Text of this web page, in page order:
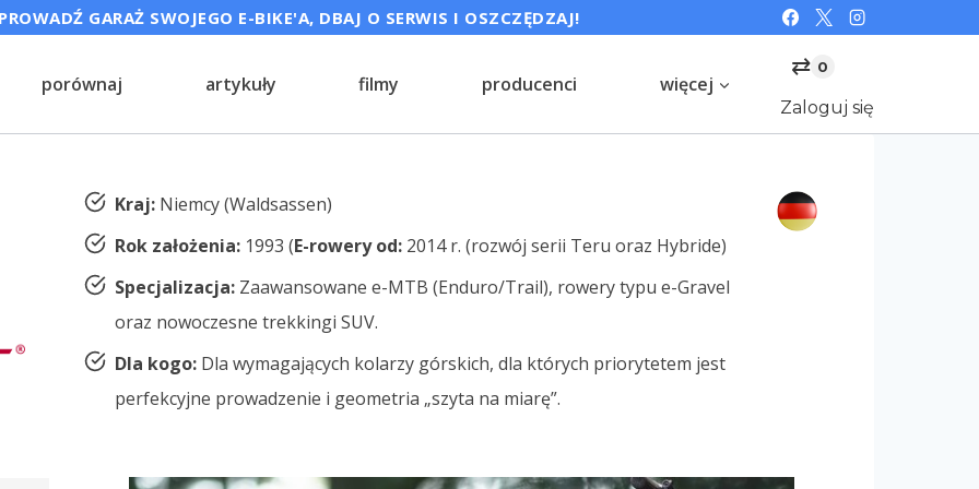
GARAŻ SWOJEGO E-BIKE'A, DBAJ O SERWIS I OSZCZĘDZAJ!
porównaj artykuły filmy producenci więcej
⇄ 0
Zaloguj się
Kraj:Niemcy (Waldsassen)
Rok założenia:1993 (E-rowery od:2014 r. (rozwój serii Teru oraz Hybride)
Specjalizacja:Zaawansowane e-MTB (Enduro/Trail), rowery typu e-Gravel
oraz nowoczesne trekkingi SUV.
Dla kogo:Dla wymagających kolarzy górskich, dla których priorytetem jest
perfekcyjne prowadzenie i geometria „szyta na miarę”.